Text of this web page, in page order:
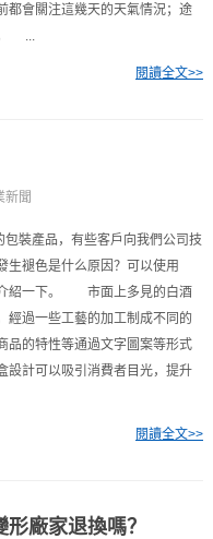
都會關注這幾天的天氣情況；途
...
閱讀全文>>
新聞
裝產品，有些客戶向我們公司技
生褪色是什么原因？可以使用
介紹一下。 市面上多見的白酒
經過一些工藝的加工制成不同的
品的特性等通過文字圖案等形式
設計可以吸引消費者目光，提升
閱讀全文>>
廠家退換嗎？